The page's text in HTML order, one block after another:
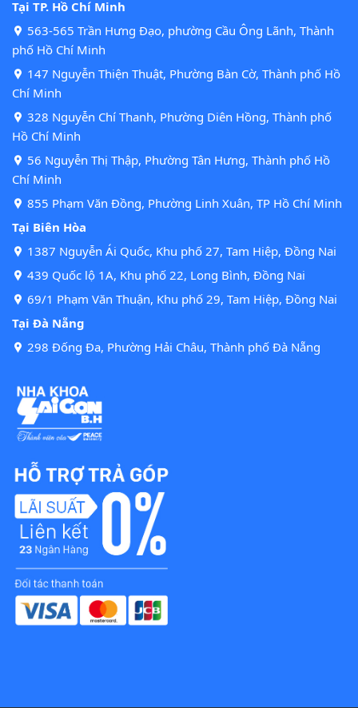
Tại TP. Hồ Chí Minh
563-565 Trần Hưng Đạo, phường Cầu Ông Lãnh, Thành
phố Hồ Chí Minh
147 Nguyễn Thiện Thuật, Phường Bàn Cờ, Thành phố Hồ
Chí Minh
328 Nguyễn Chí Thanh, Phường Diên Hồng, Thành phố
Hồ Chí Minh
56 Nguyễn Thị Thập, Phường Tân Hưng, Thành phố Hồ
Chí Minh
855 Phạm Văn Đồng, Phường Linh Xuân, TP Hồ Chí Minh
Tại Biên Hòa
1387 Nguyễn Ái Quốc, Khu phố 27, Tam Hiệp, Đồng Nai
439 Quốc lộ 1A, Khu phố 22, Long Bình, Đồng Nai
69/1 Phạm Văn Thuận, Khu phố 29, Tam Hiệp, Đồng Nai
Tại Đà Nẵng
298 Đống Đa, Phường Hải Châu, Thành phố Đà Nẵng